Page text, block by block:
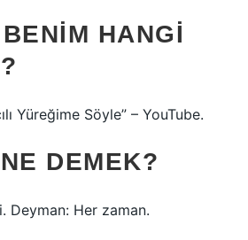
HANGI
Yüreğime Söyle” – YouTube.
DEMEK?
Deyman: Her zaman.